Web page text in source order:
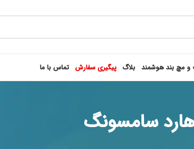
مچ بند هوشمند بلاگ پیگیری سفارش تماس با ما
سامسونگ